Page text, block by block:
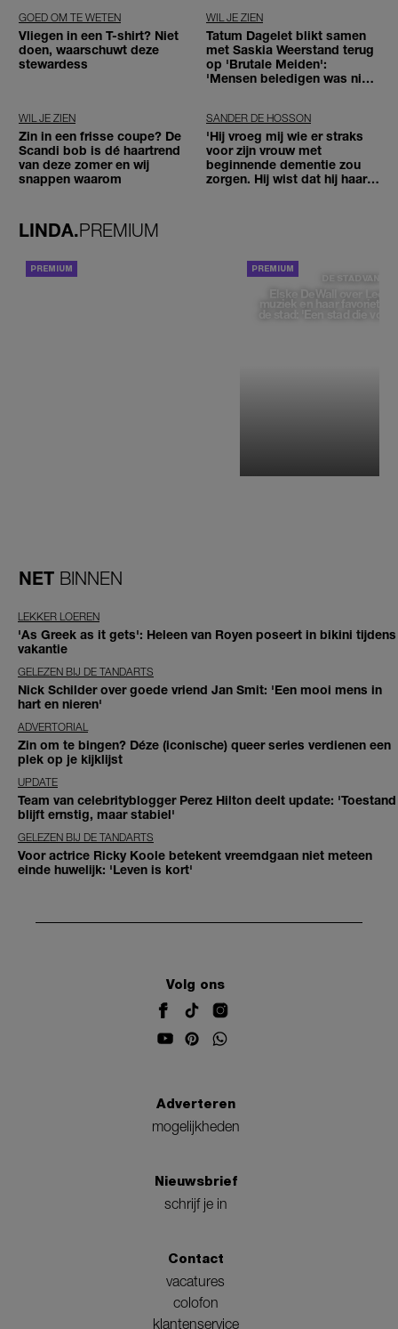
GOED OM TE WETEN
Vliegen in een T-shirt? Niet
doen, waarschuwt deze
stewardess
WIL JE ZIEN
Tatum Dagelet blikt samen
met Saskia Weerstand terug
op 'Brutale Meiden':
'Mensen beledigen was niet
WIL JE ZIEN
Zin in een frisse coupe? De
Scandi bob is dé haartrend
van deze zomer en wij
snappen waarom
SANDER DE HOSSON
'Hij vroeg mij wie er straks
voor zijn vrouw met
beginnende dementie zou
zorgen. Hij wist dat hij haar
LINDA.PREMIUM
DE STAD VAN
Elske DeWall over
muziek en haar favoriete
de stad: 'Een stad die
NET BINNEN
LEKKER LOEREN
'As Greek as it gets': Heleen van Royen poseert in bikini tijdens
vakantie
GELEZEN BIJ DE TANDARTS
Nick Schilder over goede vriend Jan Smit: 'Een mooi mens in
hart en nieren'
ADVERTORIAL
Zin om te bingen? Déze (iconische) queer series verdienen een
plek op je kijklijst
UPDATE
Team van celebrityblogger Perez Hilton deelt update: 'Toestand
blijft ernstig, maar stabiel'
GELEZEN BIJ DE TANDARTS
Voor actrice Ricky Koole betekent vreemdgaan niet meteen
einde huwelijk: 'Leven is kort'
Volg ons
Adverteren
mogelijkheden
Nieuwsbrief
schrijf je in
Contact
vacatures
colofon
klantenservice